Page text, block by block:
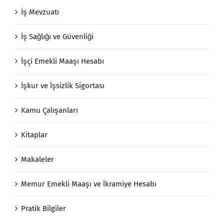
İş Mevzuatı
İş Sağlığı ve Güvenliği
İşçi Emekli Maaşı Hesabı
İşkur ve İşsizlik Sigortası
Kamu Çalışanları
Kitaplar
Makaleler
Memur Emekli Maaşı ve İkramiye Hesabı
Pratik Bilgiler